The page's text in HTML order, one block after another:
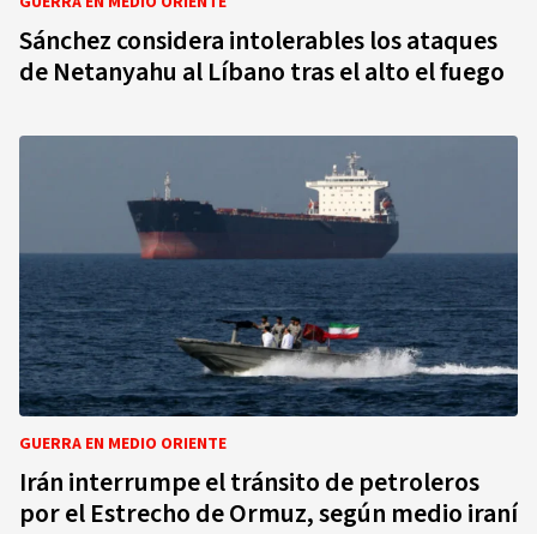
Sánchez considera intolerables los ataques
de Netanyahu al Líbano tras el alto el fuego
GUERRA EN MEDIO ORIENTE
Irán interrumpe el tránsito de petroleros
por el Estrecho de Ormuz, según medio iraní